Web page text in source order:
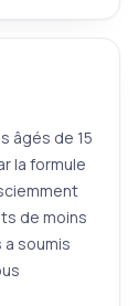
âgés de 15
la formule
de moins
a soumis